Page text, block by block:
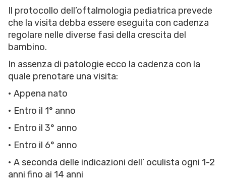
Il protocollo dell’oftalmologia pediatrica prevede
che la visita debba essere eseguita con cadenza
regolare nelle diverse fasi della crescita del
bambino.
In assenza di patologie ecco la cadenza con la
quale prenotare una visita:
• Appena nato
• Entro il 1° anno
• Entro il 3° anno
• Entro il 6° anno
• A seconda delle indicazioni dell’ oculista ogni 1-2
anni fino ai 14 anni